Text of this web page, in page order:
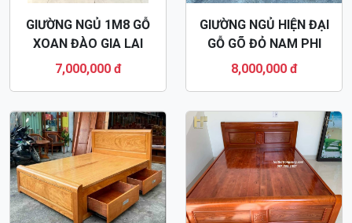
GIƯỜNG NGỦ 1M8 GỖ
XOAN ĐÀO GIA LAI
PHẢN LIỀN GN56
7,000,000 đ
GIƯỜNG NGỦ HIỆN ĐẠI
GỖ GÕ ĐỎ NAM PHI
GN57
8,000,000 đ